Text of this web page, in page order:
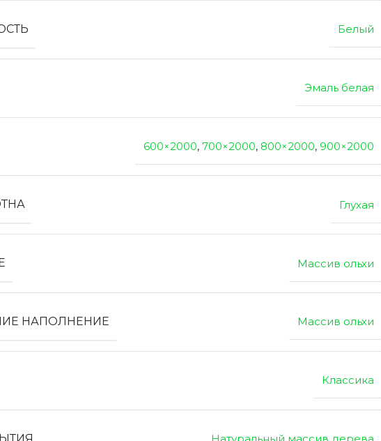
Белый
Эмаль белая
600×2000, 700×2000, 800×2000, 900×2000
Глухая
Массив ольхи
НАПОЛНЕНИЕ Массив ольхи
Классика